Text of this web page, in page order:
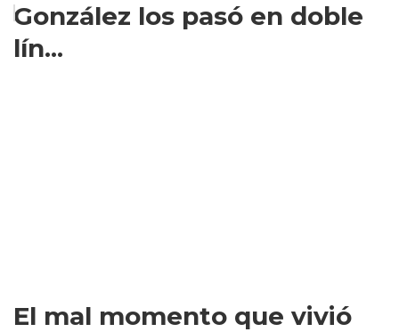
González los pasó en doble
lín...
El mal momento que vivió